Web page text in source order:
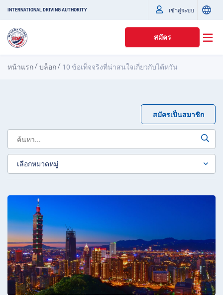
INTERNATIONAL DRIVING AUTHORITY เข้าสู่ระบบ
สมัคร
หน้าแรก /บล็อก / 10 ข้อเท็จจริงที่น่าสนใจเกี่ยวกับไต้หวัน
สมัครเป็นสมาชิก